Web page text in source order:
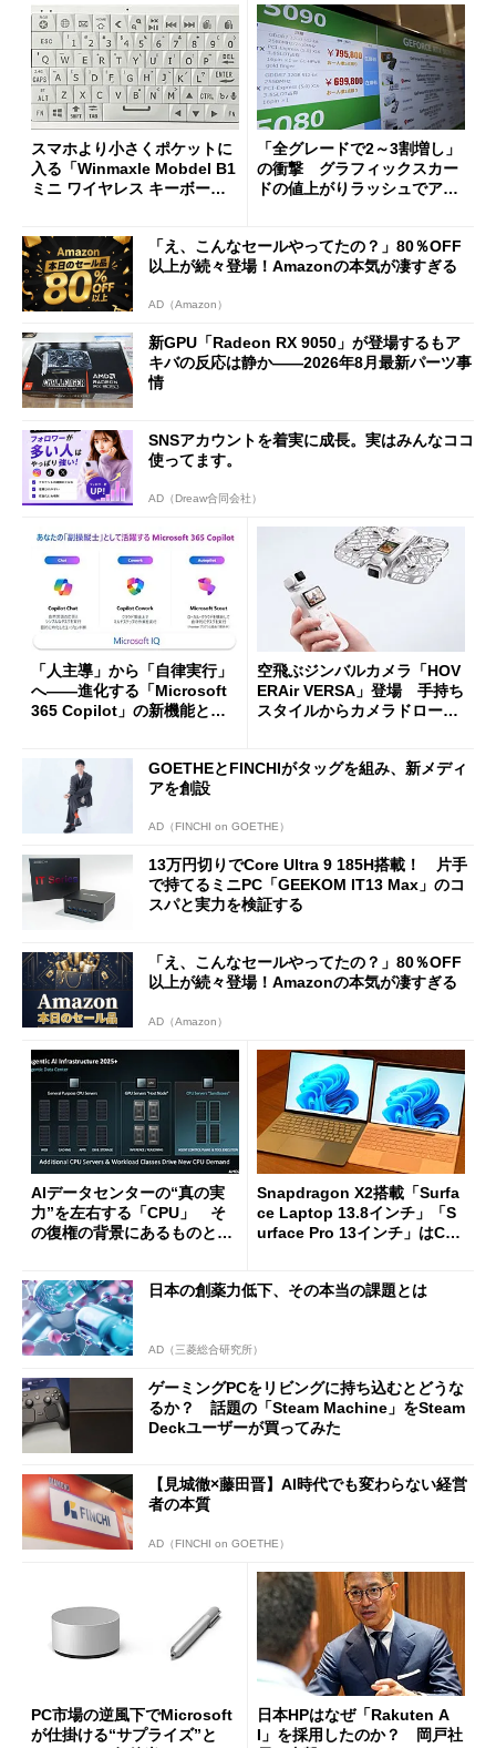
スマホより小さくポケットに
入る「Winmaxle Mobdel B1
ミニ ワイヤレス キーボー
「全グレードで2～3割増し」
の衝撃 グラフィックスカー
ドの値上がりラッシュでアキ
「え、こんなセールやってたの？」80％OFF
以上が続々登場！Amazonの本気が凄すぎる
AD（Amazon）
新GPU「Radeon RX 9050」が登場するもア
キバの反応は静か――2026年8月最新パーツ事
情
SNSアカウントを着実に成長。実はみんなココ
使ってます。
AD（Dreaw合同会社）
「人主導」から「自律実行」
へ――進化する「Microsoft
365 Copilot」の新機能とエ
空飛ぶジンバルカメラ「HOV
ERAir VERSA」登場 手持ち
スタイルからカメラドローン
GOETHEとFINCHIがタッグを組み、新メディ
アを創設
AD（FINCHI on GOETHE）
13万円切りでCore Ultra 9 185H搭載！ 片手
で持てるミニPC「GEEKOM IT13 Max」のコ
スパと実力を検証する
「え、こんなセールやってたの？」80％OFF
以上が続々登場！Amazonの本気が凄すぎる
AD（Amazon）
AIデータセンターの“真の実
力”を左右する「CPU」 そ
の復権の背景にあるものと
Snapdragon X2搭載「Surfa
ce Laptop 13.8インチ」「S
urface Pro 13インチ」はCop
た
日本の創薬力低下、その本当の課題とは
AD（三菱総合研究所）
ゲーミングPCをリビングに持ち込むとどうな
るか？ 話題の「Steam Machine」をSteam
Deckユーザーが買ってみた
【見城徹×藤田晋】AI時代でも変わらない経営
者の本質
AD（FINCHI on GOETHE）
PC市場の逆風下でMicrosoft
が仕掛ける“サプライズ”と
日本HPはなぜ「Rakuten A
I」を採用したのか？ 岡戸社